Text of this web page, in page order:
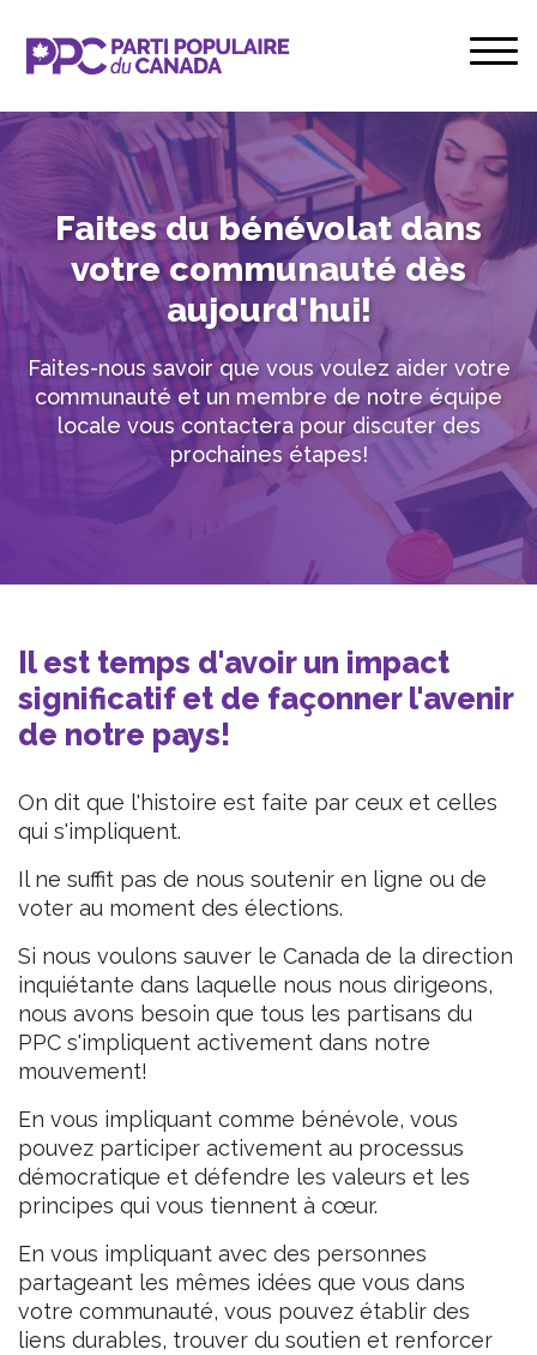
Faites du bénévolat dans
votre communauté dès
aujourd'hui!
Faites-nous savoir que vous voulez aider votre
communauté et un membre de notre équipe
locale vous contactera pour discuter des
prochaines étapes!
Il est temps d'avoir un impact
significatif et de façonner l'avenir
de notre pays!
On dit que l'histoire est faite par ceux et celles
qui s'impliquent.
Il ne suffit pas de nous soutenir en ligne ou de
voter au moment des élections.
Si nous voulons sauver le Canada de la direction
inquiétante dans laquelle nous nous dirigeons,
nous avons besoin que tous les partisans du
PPC s'impliquent activement dans notre
mouvement!
En vous impliquant comme bénévole, vous
pouvez participer activement au processus
démocratique et défendre les valeurs et les
principes qui vous tiennent à cœur.
En vous impliquant avec des personnes
partageant les mêmes idées que vous dans
votre communauté, vous pouvez établir des
liens durables, trouver du soutien et renforcer